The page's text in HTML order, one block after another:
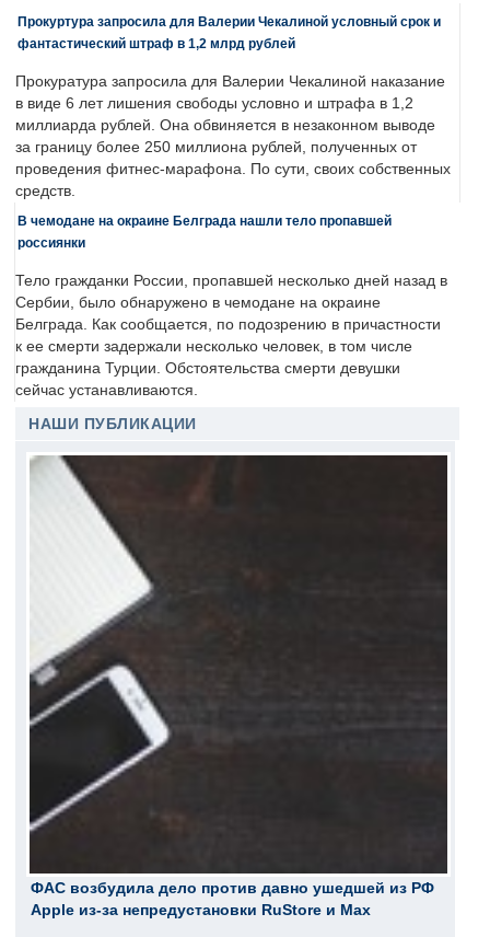
Прокуртура запросила для Валерии Чекалиной условный срок и
фантастический штраф в 1,2 млрд рублей
Прокуратура запросила для Валерии Чекалиной наказание
в виде 6 лет лишения свободы условно и штрафа в 1,2
миллиарда рублей. Она обвиняется в незаконном выводе
за границу более 250 миллиона рублей, полученных от
проведения фитнес-марафона. По сути, своих собственных
средств.
В чемодане на окраине Белграда нашли тело пропавшей
россиянки
Тело гражданки России, пропавшей несколько дней назад в
Сербии, было обнаружено в чемодане на окраине
Белграда. Как сообщается, по подозрению в причастности
к ее смерти задержали несколько человек, в том числе
гражданина Турции. Обстоятельства смерти девушки
сейчас устанавливаются.
НАШИ ПУБЛИКАЦИИ
ФАС возбудила дело против давно ушедшей из РФ
Apple из-за непредустановки RuStore и Max